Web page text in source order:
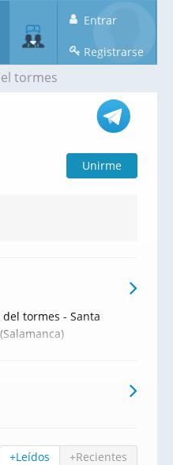
Entrar
Registrarse
tormes
Unirme
tormes - Santa
+Leídos +Recientes